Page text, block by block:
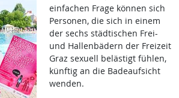
einfachen Frage können sich
Personen, die sich in einem
der sechs städtischen Frei-
und Hallenbädern der Freizeit
Graz sexuell belästigt fühlen,
künftig an die Badeaufsicht
wenden.